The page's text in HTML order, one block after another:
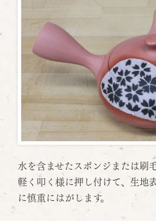
水を含ませたスポンジまたは刷
軽く叩く様に押し付けて、生地
に慎重にはがします。